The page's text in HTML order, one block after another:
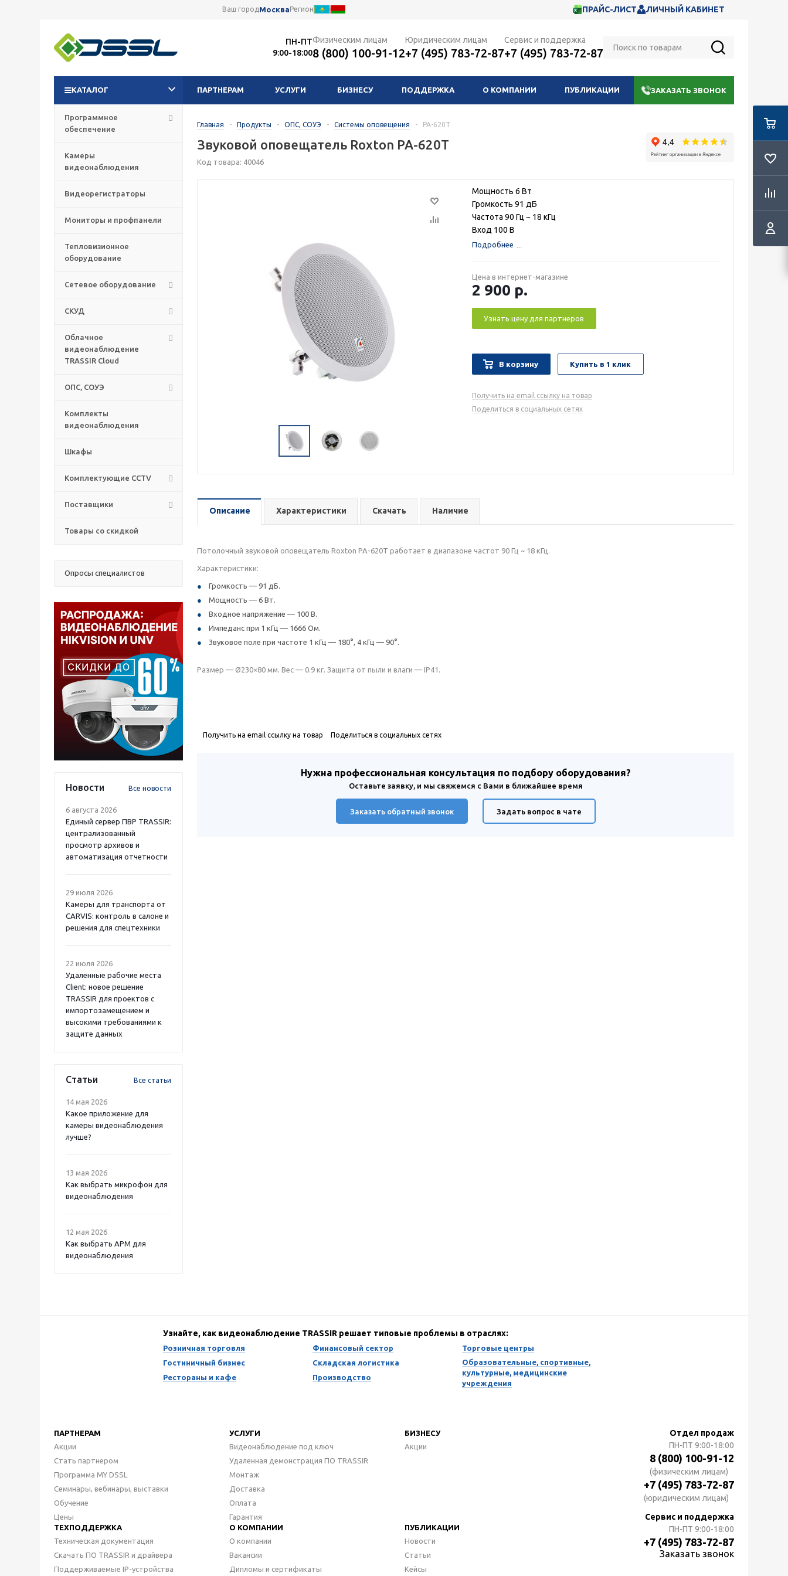
Ваш городМоскваРегион ПРАЙС-ЛИСТ ЛИЧНЫЙ КАБИНЕТ
ПН-ПТ
9:00-18:00
Физическим лицам
8 (800) 100-91-12
Юридическим лицам
+7 (495) 783-72-87
Сервис и поддержка
+7 (495) 783-72-87
КАТАЛОГ ПАРТНЕРАМ УСЛУГИ БИЗНЕСУ ПОДДЕРЖКА О КОМПАНИИ ПУБЛИКАЦИИ ЗАКАЗАТЬ ЗВОНОК
Программное
обеспечение
Камеры
видеонаблюдения
Видеорегистраторы
Мониторы и профпанели
Тепловизионное
оборудование
Сетевое оборудование
СКУД
Облачное
видеонаблюдение
TRASSIR Cloud
ОПС, СОУЭ
Комплекты
видеонаблюдения
Шкафы
Комплектующие CCTV
Поставщики
Товары со скидкой
Опросы специалистов
Новости Все новости
6 августа 2026
Единый сервер ПВР TRASSIR:
централизованный
просмотр архивов и
автоматизация отчетности
29 июля 2026
Камеры для транспорта от
CARVIS: контроль в салоне и
решения для спецтехники
22 июля 2026
Удаленные рабочие места
Client: новое решение
TRASSIR для проектов с
импортозамещением и
высокими требованиями к
защите данных
Статьи Все статьи
14 мая 2026
Какое приложение для
камеры видеонаблюдения
лучше?
13 мая 2026
Как выбрать микрофон для
видеонаблюдения
12 мая 2026
Как выбрать APM для
видеонаблюдения
Главная - Продукты - ОПС, СОУЭ - Системы оповещения - PA-620T
Звуковой оповещатель Roxton PA-620T
Код товара: 40046
Мощность 6 Вт
Громкость 91 дБ
Частота 90 Гц ~ 18 кГц
Вход 100 В
Подробнее
Цена в интернет-магазине
2 900 р.
Узнать цену для партнеров
В корзину Купить в 1 клик
Получить на email ссылку на товар
Поделиться в социальных сетях
Описание Характеристики Скачать Наличие
Потолочный звуковой оповещатель Roxton PA-620T работает в диапазоне частот 90 Гц ~ 18 кГц.
Характеристики:
Громкость — 91 дБ.
Мощность — 6 Вт.
Входное напряжение — 100 В.
Импеданс при 1 кГц — 1666 Ом.
Звуковое поле при частоте 1 кГц — 180°, 4 кГц — 90°.
Размер — Ø230×80 мм. Вес — 0.9 кг. Защита от пыли и влаги — IP41.
Получить на email ссылку на товар Поделиться в социальных сетях
Нужна профессиональная консультация по подбору оборудования?
Оставьте заявку, и мы свяжемся с Вами в ближайшее время
Заказать обратный звонок Задать вопрос в чате
Узнайте, как видеонаблюдение TRASSIR решает типовые проблемы в отраслях:
Розничная торговля
Гостиничный бизнес
Рестораны и кафе
Финансовый сектор
Складская логистика
Производство
Торговые центры
Образовательные, спортивные,
культурные, медицинские
учреждения
ПАРТНЕРАМ
Акции
Стать партнером
Программа MY DSSL
Семинары, вебинары, выставки
Обучение
Цены
УСЛУГИ
Видеонаблюдение под ключ
Удаленная демонстрация ПО TRASSIR
Монтаж
Доставка
Оплата
Гарантия
БИЗНЕСУ
Акции
ТЕХПОДДЕРЖКА
Техническая документация
Скачать ПО TRASSIR и драйвера
Поддерживаемые IP-устройства
О КОМПАНИИ
О компании
Вакансии
Дипломы и сертификаты
ПУБЛИКАЦИИ
Новости
Статьи
Кейсы
Отдел продаж
ПН-ПТ 9:00-18:00
8 (800) 100-91-12
(физическим лицам)
+7 (495) 783-72-87
(юридическим лицам)
Сервис и поддержка
ПН-ПТ 9:00-18:00
+7 (495) 783-72-87
Заказать звонок